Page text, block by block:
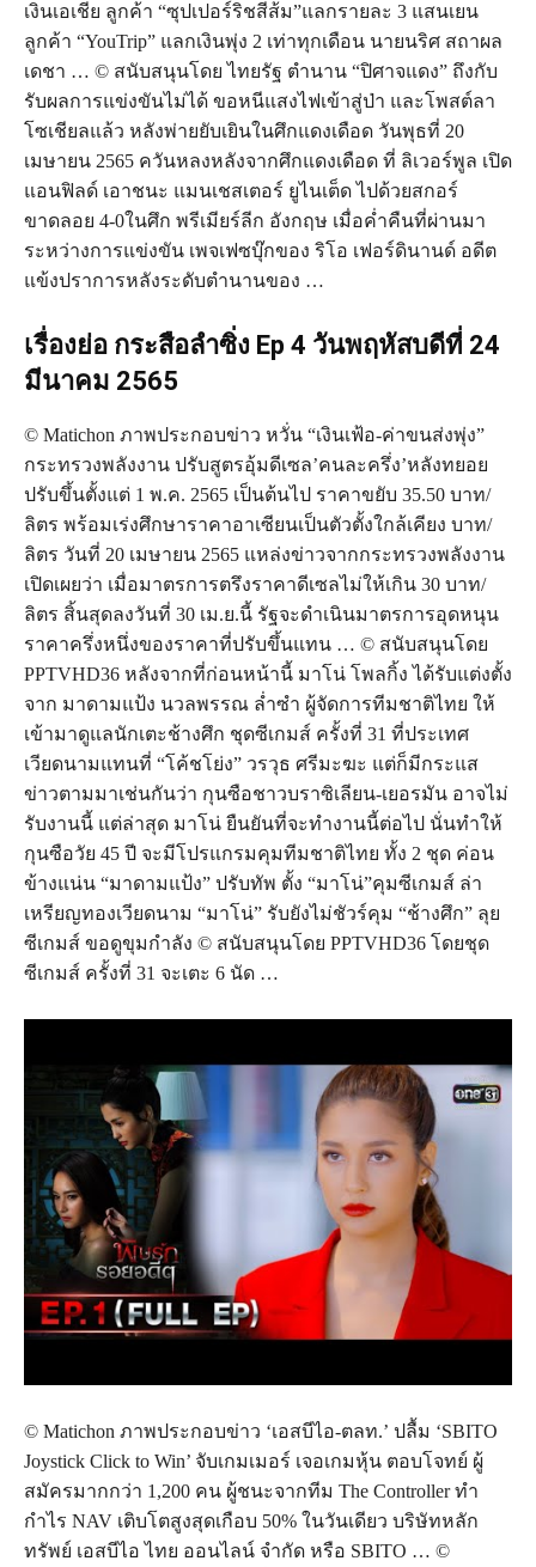
เงินเอเชีย ลูกค้า “ซุปเปอร์ริชสีส้ม”แลกรายละ 3 แสนเยน
ลูกค้า “YouTrip” แลกเงินพุ่ง 2 เท่าทุกเดือน นายนริศ สถาผล
เดชา … © สนับสนุนโดย ไทยรัฐ ตำนาน “ปิศาจแดง” ถึงกับ
รับผลการแข่งขันไม่ได้ ขอหนีแสงไฟเข้าสู่ป่า และโพสต์ลา
โซเชียลแล้ว หลังพ่ายยับเยินในศึกแดงเดือด วันพุธที่ 20
เมษายน 2565 ควันหลงหลังจากศึกแดงเดือด ที่ ลิเวอร์พูล เปิด
แอนฟิลด์ เอาชนะ แมนเชสเตอร์ ยูไนเต็ด ไปด้วยสกอร์
ขาดลอย 4-0ในศึก พรีเมียร์ลีก อังกฤษ เมื่อค่ำคืนที่ผ่านมา
ระหว่างการแข่งขัน เพจเฟซบุ๊กของ ริโอ เฟอร์ดินานด์ อดีต
แข้งปราการหลังระดับตำนานของ …
เรื่องย่อ กระสือลำซิ่ง Ep 4 วันพฤหัสบดีที่ 24
มีนาคม 2565
© Matichon ภาพประกอบข่าว หวั่น “เงินเฟ้อ-ค่าขนส่งพุ่ง”
กระทรวงพลังงาน ปรับสูตรอุ้มดีเซล’คนละครึ่ง’หลังทยอย
ปรับขึ้นตั้งแต่ 1 พ.ค. 2565 เป็นต้นไป ราคาขยับ 35.50 บาท/
ลิตร พร้อมเร่งศึกษาราคาอาเซียนเป็นตัวตั้งใกล้เคียง บาท/
ลิตร วันที่ 20 เมษายน 2565 แหล่งข่าวจากกระทรวงพลังงาน
เปิดเผยว่า เมื่อมาตรการตรึงราคาดีเซลไม่ให้เกิน 30 บาท/
ลิตร สิ้นสุดลงวันที่ 30 เม.ย.นี้ รัฐจะดำเนินมาตรการอุดหนุน
ราคาครึ่งหนึ่งของราคาที่ปรับขึ้นแทน … © สนับสนุนโดย
PPTVHD36 หลังจากที่ก่อนหน้านี้ มาโน่ โพลกิ้ง ได้รับแต่งตั้ง
จาก มาดามแป้ง นวลพรรณ ล่ำซำ ผู้จัดการทีมชาติไทย ให้
เข้ามาดูแลนักเตะช้างศึก ชุดซีเกมส์ ครั้งที่ 31 ที่ประเทศ
เวียดนามแทนที่ “โค้ชโย่ง” วรวุธ ศรีมะฆะ แต่ก็มีกระแส
ข่าวตามมาเช่นกันว่า กุนซือชาวบราซิเลียน-เยอรมัน อาจไม่
รับงานนี้ แต่ล่าสุด มาโน่ ยืนยันที่จะทำงานนี้ต่อไป นั่นทำให้
กุนซือวัย 45 ปี จะมีโปรแกรมคุมทีมชาติไทย ทั้ง 2 ชุด ค่อน
ข้างแน่น “มาดามแป้ง” ปรับทัพ ตั้ง “มาโน่”คุมซีเกมส์ ล่า
เหรียญทองเวียดนาม “มาโน่” รับยังไม่ชัวร์คุม “ช้างศึก” ลุย
ซีเกมส์ ขอดูขุมกำลัง © สนับสนุนโดย PPTVHD36 โดยชุด
ซีเกมส์ ครั้งที่ 31 จะเตะ 6 นัด …
© Matichon ภาพประกอบข่าว ‘เอสบีไอ-ตลท.’ ปลื้ม ‘SBITO
Joystick Click to Win’ จับเกมเมอร์ เจอเกมหุ้น ตอบโจทย์ ผู้
สมัครมากกว่า 1,200 คน ผู้ชนะจากทีม The Controller ทำ
กำไร NAV เติบโตสูงสุดเกือบ 50% ในวันเดียว บริษัทหลัก
ทรัพย์ เอสบีไอ ไทย ออนไลน์ จำกัด หรือ SBITO … ©